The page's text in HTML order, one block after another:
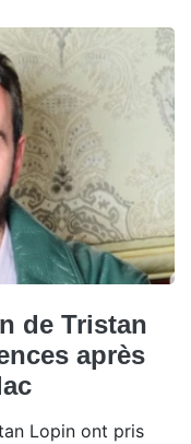
de Tristan
après
Lopin ont pris